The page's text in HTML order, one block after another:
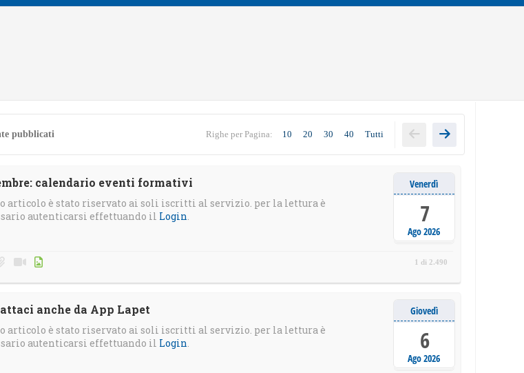
Corsi in streaming
Calendario Territoriale
pubblicati Righe per Pagina: 10 20 30 40 Tutti
calendario eventi formativi
articolo è stato riservato ai soli iscritti al servizio. per la lettura è
autenticarsi effettuando il Login.
Ago 2026
Venerdì
7
1 di 2.490
anche da App Lapet
articolo è stato riservato ai soli iscritti al servizio. per la lettura è
autenticarsi effettuando il Login.
Ago 2026
Giovedì
6